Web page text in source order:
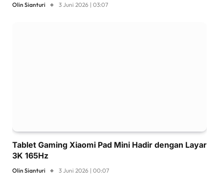
Olin Sianturi 3 Juni 2026 | 03:07
Tablet Gaming Xiaomi Pad Mini Hadir dengan Layar
3K 165Hz
Olin Sianturi 3 Juni 2026 | 00:07